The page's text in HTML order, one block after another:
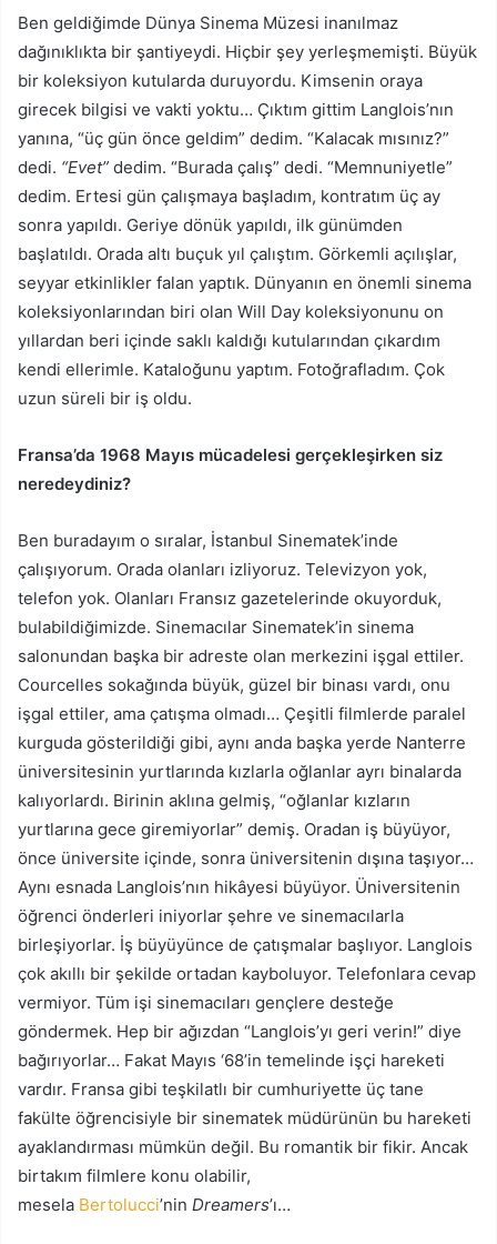
Ben geldiğimde Dünya Sinema Müzesi inanılmaz
dağınıklıkta bir şantiyeydi. Hiçbir şey yerleşmemişti. Büyük
bir koleksiyon kutularda duruyordu. Kimsenin oraya
girecek bilgisi ve vakti yoktu… Çıktım gittim Langlois’nın
yanına, “üç gün önce geldim” dedim. “Kalacak mısınız?”
dedi. “Evet” dedim. “Burada çalış” dedi. “Memnuniyetle”
dedim. Ertesi gün çalışmaya başladım, kontratım üç ay
sonra yapıldı. Geriye dönük yapıldı, ilk günümden
başlatıldı. Orada altı buçuk yıl çalıştım. Görkemli açılışlar,
seyyar etkinlikler falan yaptık. Dünyanın en önemli sinema
koleksiyonlarından biri olan Will Day koleksiyonunu on
yıllardan beri içinde saklı kaldığı kutularından çıkardım
kendi ellerimle. Kataloğunu yaptım. Fotoğrafladım. Çok
uzun süreli bir iş oldu.
Fransa’da 1968 Mayıs mücadelesi gerçekleşirken siz
neredeydiniz?
Ben buradayım o sıralar, İstanbul Sinematek’inde
çalışıyorum. Orada olanları izliyoruz. Televizyon yok,
telefon yok. Olanları Fransız gazetelerinde okuyorduk,
bulabildiğimizde. Sinemacılar Sinematek’in sinema
salonundan başka bir adreste olan merkezini işgal ettiler.
Courcelles sokağında büyük, güzel bir binası vardı, onu
işgal ettiler, ama çatışma olmadı… Çeşitli filmlerde paralel
kurguda gösterildiği gibi, aynı anda başka yerde Nanterre
üniversitesinin yurtlarında kızlarla oğlanlar ayrı binalarda
kalıyorlardı. Birinin aklına gelmiş, “oğlanlar kızların
yurtlarına gece giremiyorlar” demiş. Oradan iş büyüyor,
önce üniversite içinde, sonra üniversitenin dışına taşıyor…
Aynı esnada Langlois’nın hikâyesi büyüyor. Üniversitenin
öğrenci önderleri iniyorlar şehre ve sinemacılarla
birleşiyorlar. İş büyüyünce de çatışmalar başlıyor. Langlois
çok akıllı bir şekilde ortadan kayboluyor. Telefonlara cevap
vermiyor. Tüm işi sinemacıları gençlere desteğe
göndermek. Hep bir ağızdan “Langlois’yı geri verin!” diye
bağırıyorlar… Fakat Mayıs ‘68’in temelinde işçi hareketi
vardır. Fransa gibi teşkilatlı bir cumhuriyette üç tane
fakülte öğrencisiyle bir sinematek müdürünün bu hareketi
ayaklandırması mümkün değil. Bu romantik bir fikir. Ancak
birtakım filmlere konu olabilir,
mesela Bertolucci’nin Dreamers’ı…